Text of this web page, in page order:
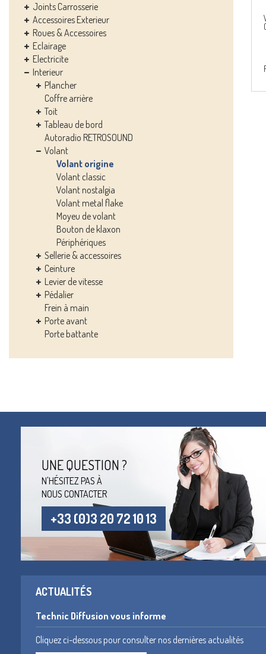
Joints Carrosserie
Accessoires Exterieur
Roues & Accessoires
Eclairage
Electricite
Interieur
Plancher
Coffre arrière
Toit
Tableau de bord
Autoradio RETROSOUND
Volant
Volant origine
Volant classic
Volant nostalgia
Volant metal flake
Moyeu de volant
Bouton de klaxon
Périphériques
Sellerie & accessoires
Ceinture
Levier de vitesse
Pédalier
Frein à main
Porte avant
Porte battante
UNE QUESTION ?
N'HÉSITEZ PAS À
NOUS CONTACTER
+33 (0)3 20 72 10 13
ACTUALITÉS
Technic Diffusion vous informe
Cliquez ci-dessous pour consulter nos dernières actualités